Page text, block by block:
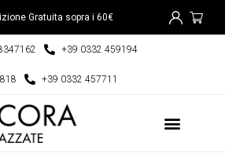
Gratuita sopra i 60€
+39 0332 459194
+39 0332 457711